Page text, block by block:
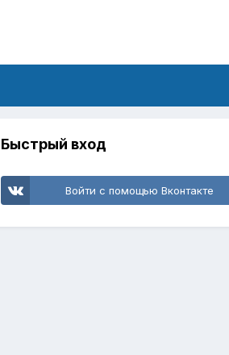
Быстрый вход
Войти с помощью Вконтакте